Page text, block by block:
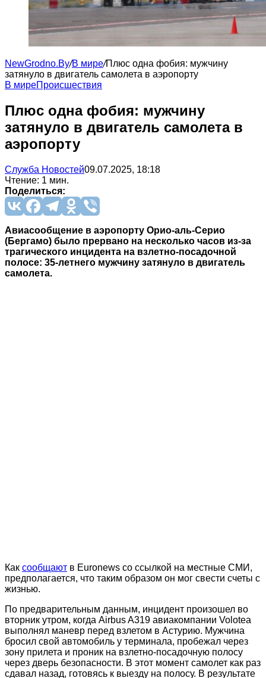
NewGrodno.By/В мире/Плюс одна фобия: мужчину
затянуло в двигатель самолета в аэропорту
В миреПроисшествия
Плюс одна фобия: мужчину
затянуло в двигатель самолета в
аэропорту
Служба Новостей09.07.2025, 18:18
Чтение: 1 мин.
Поделиться:
Авиасообщение в аэропорту Орио-аль-Серио
(Бергамо) было прервано на несколько часов из-за
трагического инцидента на взлетно-посадочной
полосе: 35-летнего мужчину затянуло в двигатель
самолета.
Как сообщают в Euronews со ссылкой на местные СМИ,
предполагается, что таким образом он мог свести счеты с
жизнью.
По предварительным данным, инцидент произошел во
вторник утром, когда Airbus A319 авиакомпании Volotea
выполнял маневр перед взлетом в Астурию. Мужчина
бросил свой автомобиль у терминала, пробежал через
зону прилета и проник на взлетно-посадочную полосу
через дверь безопасности. В этот момент самолет как раз
сдавал назад, готовясь к выезду на полосу. В результате